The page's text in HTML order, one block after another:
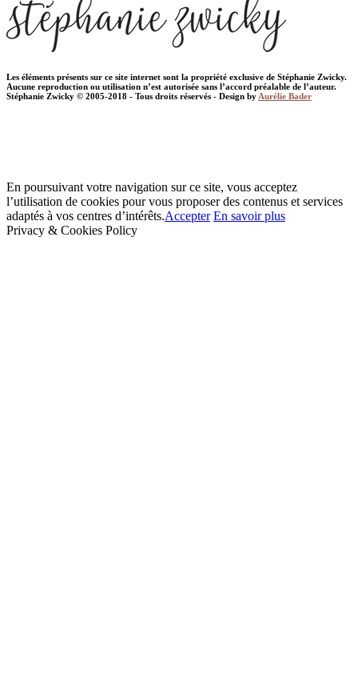
Les éléments présents sur ce site internet sont la propriété exclusive de Stéphanie Zwicky.
Aucune reproduction ou utilisation n’est autorisée sans l’accord préalable de l’auteur.
Stéphanie Zwicky © 2005-2018 - Tous droits réservés - Design by Aurélie Bader
En poursuivant votre navigation sur ce site, vous acceptez
l’utilisation de cookies pour vous proposer des contenus et services
adaptés à vos centres d’intérêts.Accepter En savoir plus
Privacy & Cookies Policy